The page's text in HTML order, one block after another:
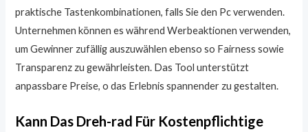
praktische Tastenkombinationen, falls Sie den Pc verwenden.
Unternehmen können es während Werbeaktionen verwenden,
um Gewinner zufällig auszuwählen ebenso so Fairness sowie
Transparenz zu gewährleisten. Das Tool unterstützt
anpassbare Preise, o das Erlebnis spannender zu gestalten.
Kann Das Dreh-rad Für Kostenpflichtige